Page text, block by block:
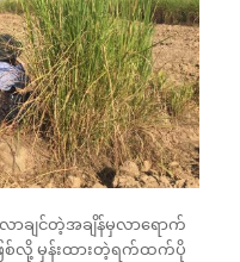
ာချင်တဲ့အချိန်မှလာရောက်
လို့ မှန်းထားတဲ့ရက်ထက်ပို